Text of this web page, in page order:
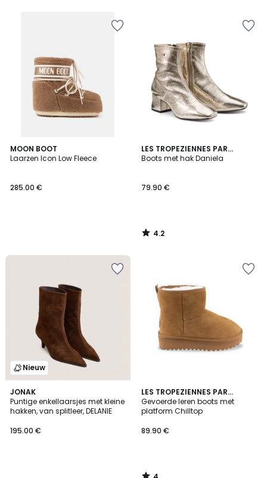
MOON BOOT
Laarzen Icon Low Fleece
285.00 €
LES TROPEZIENNES PAR
M.BELARBI
Boots met hak Daniela
79.90 €
4.2
/ 5
4.2
/
Nieuw
JONAK
Puntige enkellaarsjes met kleine
hakken, van splitleer, DELANIE
195.00 €
LES TROPEZIENNES PAR
M.BELARBI
Gevoerde leren boots met
platform Chilltop
89.90 €
4
/
5